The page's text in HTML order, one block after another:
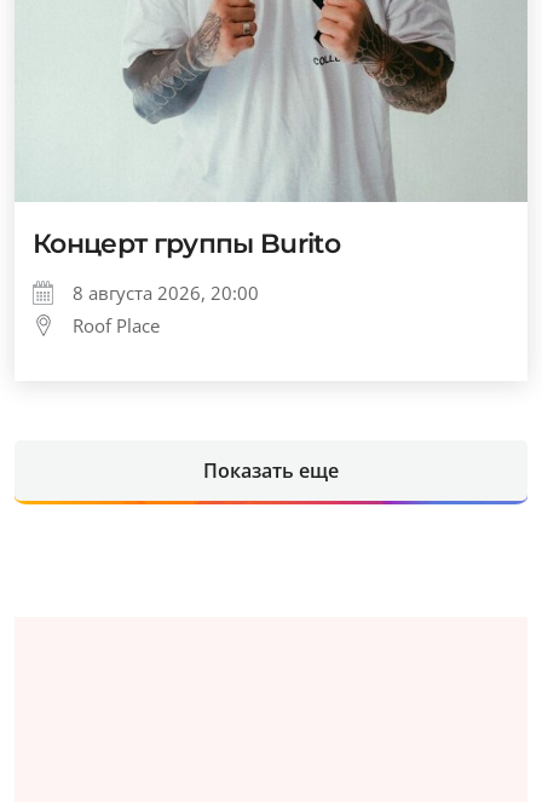
Концерт группы Burito
8 августа 2026, 20:00
Roof Place
Показать еще